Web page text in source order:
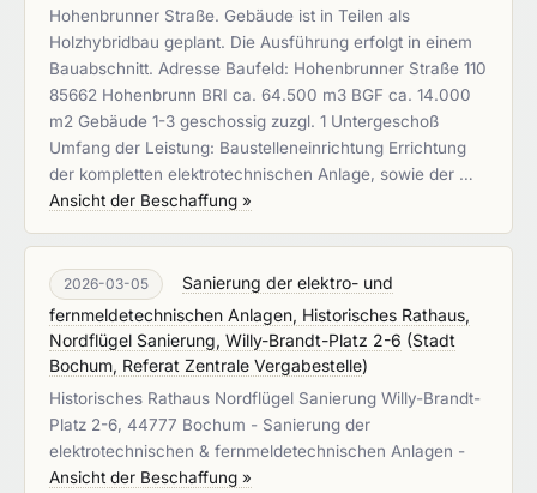
Hohenbrunner Straße. Gebäude ist in Teilen als
Holzhybridbau geplant. Die Ausführung erfolgt in einem
Bauabschnitt. Adresse Baufeld: Hohenbrunner Straße 110
85662 Hohenbrunn BRI ca. 64.500 m3 BGF ca. 14.000
m2 Gebäude 1-3 geschossig zuzgl. 1 Untergeschoß
Umfang der Leistung: Baustelleneinrichtung Errichtung
der kompletten elektrotechnischen Anlage, sowie der …
Ansicht der Beschaffung »
2026-03-05
Sanierung der elektro- und
fernmeldetechnischen Anlagen, Historisches Rathaus,
Nordflügel Sanierung, Willy-Brandt-Platz 2-6 (Stadt
Bochum, Referat Zentrale Vergabestelle)
Historisches Rathaus Nordflügel Sanierung Willy-Brandt-
Platz 2-6, 44777 Bochum - Sanierung der
elektrotechnischen & fernmeldetechnischen Anlagen -
Ansicht der Beschaffung »